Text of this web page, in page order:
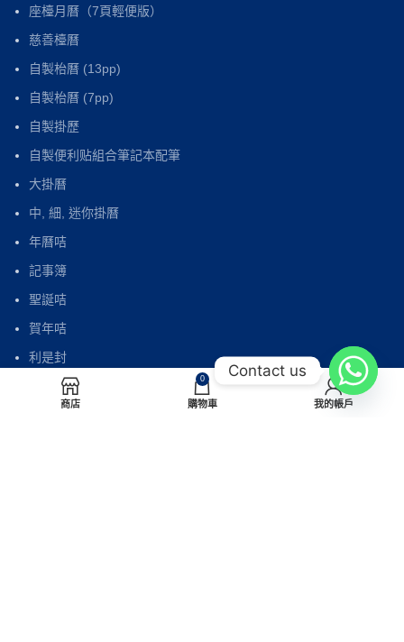
座檯月曆（7頁輕便版）
慈善檯曆
自製枱曆 (13pp)
自製枱曆 (7pp)
自製掛歷
自製便利贴組合筆記本配筆
大掛曆
中, 細, 迷你掛曆
年曆咭
記事簿
聖誕咭
賀年咭
利是封
自製利是封
商店
0
購物車 我的帳戶
Contact us